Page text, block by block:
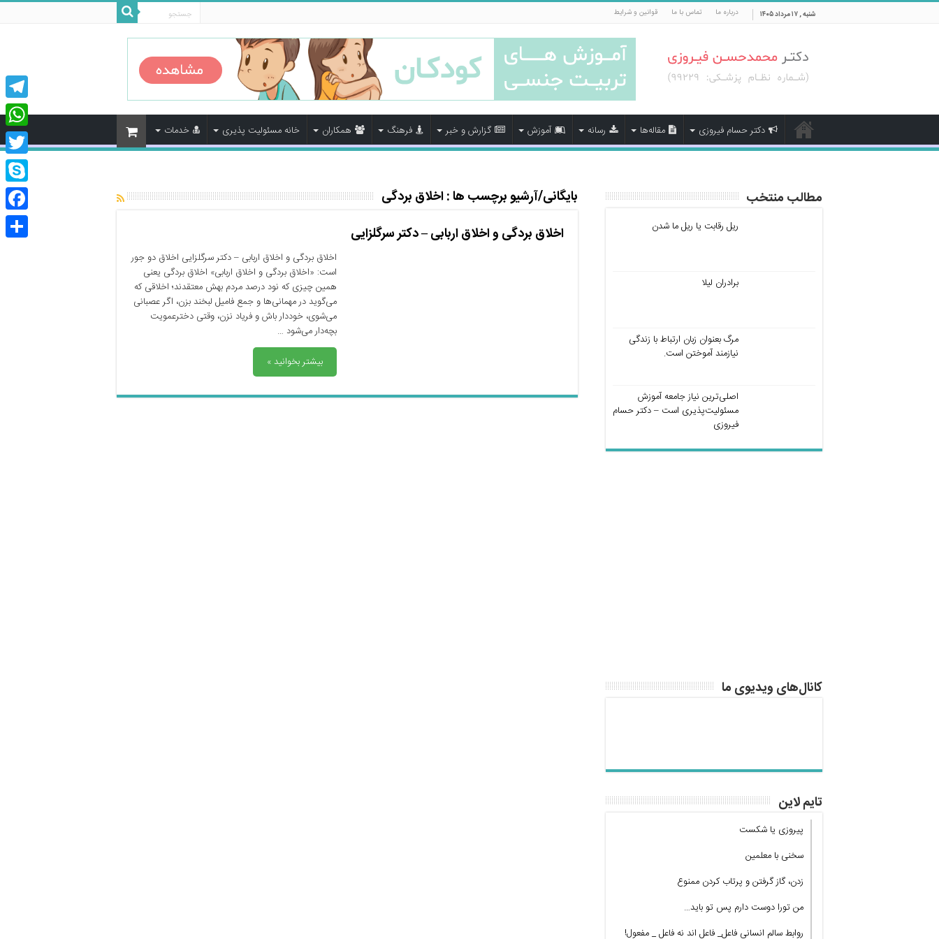
شنبه , ۱۷ مرداد ۱۴۰۵ درباره ما تماس با ما قوانین و شرایط
دکتر حسام فیروزی مقاله‌ها رسانه آموزش گزارش و خبر فرهنگ همکاران خانه مسئولیت پذیری خدمات
بایگانی/آرشیو برچسب ها :اخلاق بردگی
اخلاق بردگی و اخلاق اربابی – دکتر سرگلزایی
اخلاق بردگی و اخلاق اربابی – دکتر سرگلزایی اخلاق دو جور
است: «اخلاق بردگی و اخلاق اربابی» اخلاق بردگی یعنی
همین چیزی که نود درصد مردم بهش معتقدند؛ اخلاقی که
می‌گوید در مهمانی‌ها و جمع فامیل لبخند بزن، اگر عصبانی
می‌شوی، خوددار باش و فریاد نزن، وقتی دخترعمویت
بچه‌دار می‌شود …
بیشتر بخوانید »
مطالب منتخب
ریل رقابت یا ریل ما شدن
برادران لیلا
مرگ بعنوان زبان ارتباط با زندگی
نیازمند آموختن است.
اصلی‌ترین نیاز جامعه آموزش
مسئولیت‌پذیری است – دکتر حسام
فیروزی
کانال‌های ویدیوی ما
تایم لاین
پیروزی یا شکست
سخنی با معلمین
زدن، گاز گرفتن و پرتاب کردن ممنوع
من تورا دوست دارم پس تو باید…
روابط سالم انسانی فاعل_ فاعل اند نه فاعل _ مفعول!
Skype